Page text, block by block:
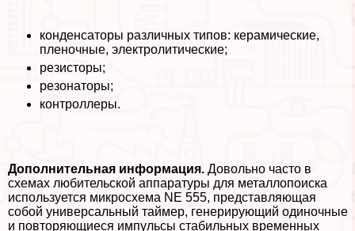
конденсаторы различных типов: керамические,
пленочные, электролитические;
резисторы;
резонаторы;
контроллеры.
Дополнительная информация. Довольно часто в
схемах любительской аппаратуры для металлопоиска
используется микросхема NE 555, представляющая
собой универсальный таймер, генерирующий одиночные
и повторяющиеся импульсы стабильных временных